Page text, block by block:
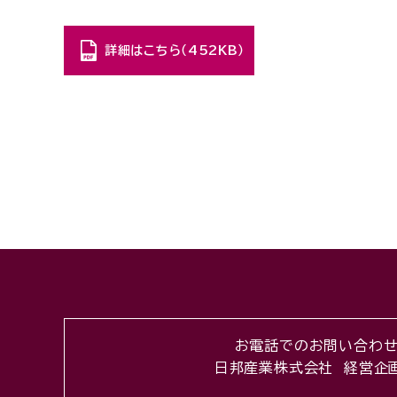
詳細はこちら（452KB）
お電話でのお問い合わ
日邦産業株式会社 経営企